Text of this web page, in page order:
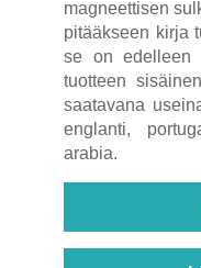
magneettisen
pitääkseen kirja
se on edelleen
tuotteen
saatavana
englanti,
arabia.